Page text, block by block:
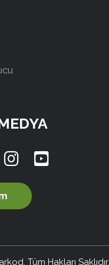
Tüm Hakları Saklıdır.